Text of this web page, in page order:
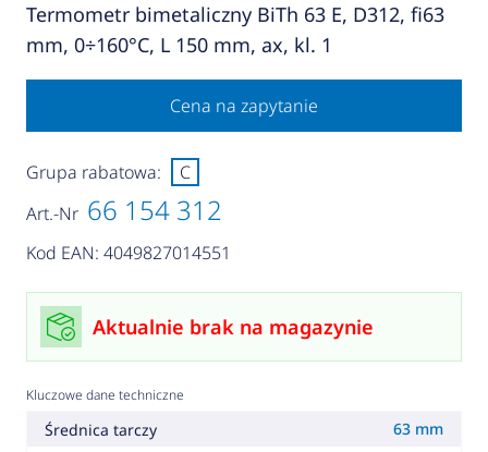
Termometr bimetaliczny BiTh 63 E, D312, fi63
mm, 0÷160°C, L 150 mm, ax, kl. 1
Cena na zapytanie
Art.-Nr 66 154 312
Kod EAN: 4049827014551
Grupa rabatowa: C
Aktualnie brak na magazynie
Kluczowe dane techniczne
Średnica tarczy 63 mm